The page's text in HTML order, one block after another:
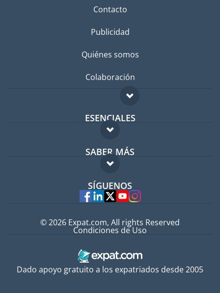
Contacto
Publicidad
Quiénes somos
Colaboración
ESENCIALES
Foro para expatriados
Guía para expatriados
Trabajos en el extranjero
SABER MÁS
FAQ
Expertos
SÍGUENOS
Dado apoyo gratuito a los expatriados desde 2005
© 2026 Expat.com, All rights Reserved
Condiciones de Uso